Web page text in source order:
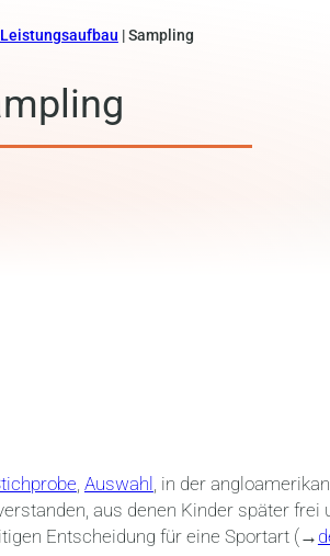
|Sampling
, Auswahl , in der
aus denen Kinder später
Entscheidung für eine Sportart (→